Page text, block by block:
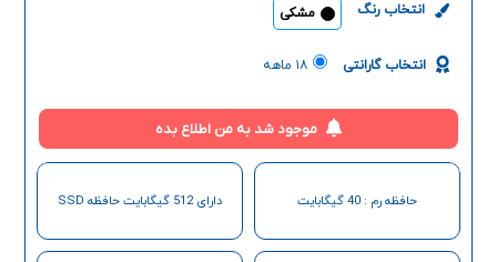
انتخاب رنگ مشکی
انتخاب گارانتی ۱۸ ماهه
موجود شد به من اطلاع بده
حافظه رم : 40 گیگابایت دارای 512 گیگابایت حافظه SSD